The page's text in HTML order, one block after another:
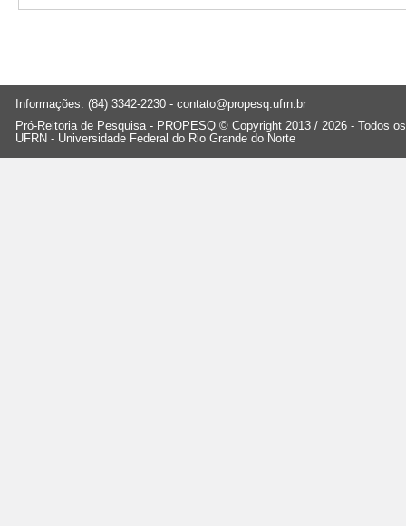
Informações: (84) 3342-2230 - contato@propesq.ufrn.br
Pró-Reitoria de Pesquisa - PROPESQ © Copyright 2013 / 2026 - Todos
UFRN - Universidade Federal do Rio Grande do Norte